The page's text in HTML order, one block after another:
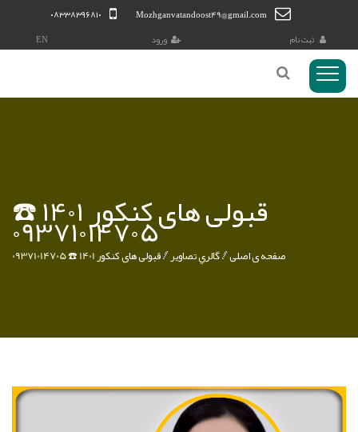
۰۸۳۳۸۳۹۶۸۱۰
Mozhganvatandoost49@gmail.com
ثبت نام
ورود EN
کاربری
قبولی های کنکور 1401 ☎️
09371014705 صفحه ی اصلی گالري تصاوير قبولی های کنکور 1401 ☎️ 09371014705